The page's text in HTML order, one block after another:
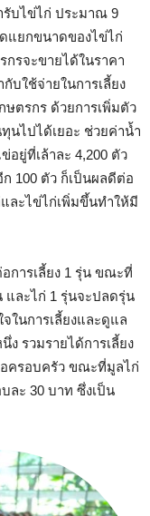
รับไข่ไก่ ประมาณ 9
แยกขนาดของไข่ไก่
กรจะขายได้ในราคา
บใช้จ่ายในการเลี้ยง
ษตรกร ด้วยการเพิ่มตัว
นไปได้เยอะ ช่วยค่าน้ำ
อยู่ที่เล้าละ 4,200 ตัว
100 ตัว ก็เป็นผลดีต่อ
ละไข่ไก่เพิ่มขึ้นทำให้มี
การเลี้ยง 1 รุ่น ขณะที่
และไก่ 1 รุ่นจะปลดรุ่น
ในการเลี้ยงและดูแล
ง รวมรายได้การเลี้ยง
ครอบครัว ขณะที่มูลไก่
ละ 30 บาท ซึ่งเป็น